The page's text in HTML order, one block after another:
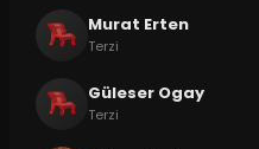
Murat Erten
Terzi
Güleser Ogay
Terzi